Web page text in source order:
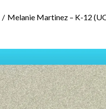
/ Melanie Martinez – K-12